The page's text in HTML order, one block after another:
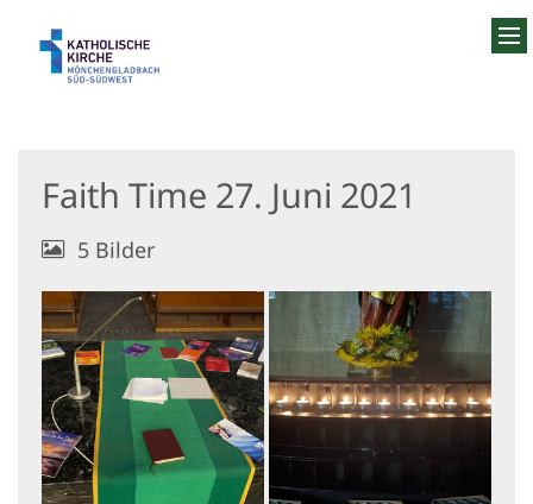
Faith Time 27. Juni 2021
5 Bilder